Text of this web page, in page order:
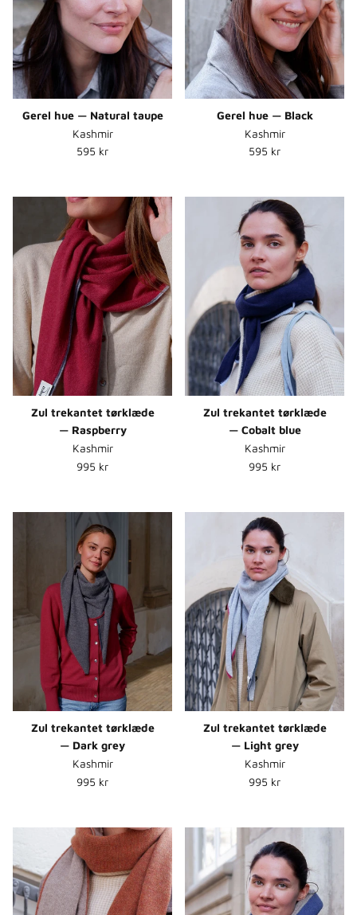
Gerel hue — Natural taupe
Kashmir
Normalpris
595 kr
Gerel hue — Black
Kashmir
Normalpris
595 kr
Zul trekantet tørklæde
— Raspberry
Kashmir
Normalpris
995 kr
Zul trekantet tørklæde
— Cobalt blue
Kashmir
Normalpris
995 kr
Zul trekantet tørklæde
— Dark grey
Kashmir
Normalpris
995 kr
Zul trekantet tørklæde
— Light grey
Kashmir
Normalpris
995 kr